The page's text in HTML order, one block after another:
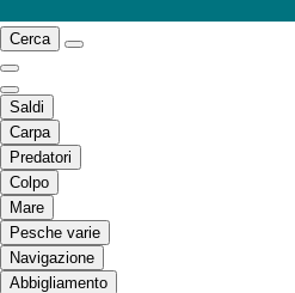
Cerca
Saldi
Carpa
Predatori
Colpo
Mare
Pesche varie
Navigazione
Abbigliamento